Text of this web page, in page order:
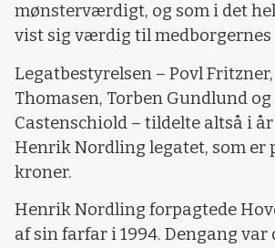
mønsterværdigt, og som i det
vist sig værdig til medborgernes
Legatbestyrelsen – Povl
Thomasen, Torben Gundlund
Castenschiold – tildelte altså i
Henrik Nordling legatet, som er
kroner.
Henrik Nordling forpagtede
af sin farfar i 1994. Dengang